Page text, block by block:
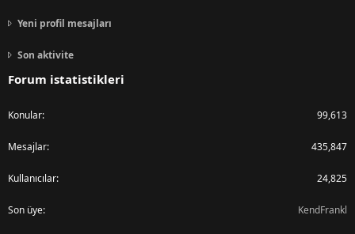
Yeni profil mesajları
Son aktivite
Forum istatistikleri
Konular 99,613
Mesajlar 435,847
Kullanıcılar 24,825
Son üye KendFrankl